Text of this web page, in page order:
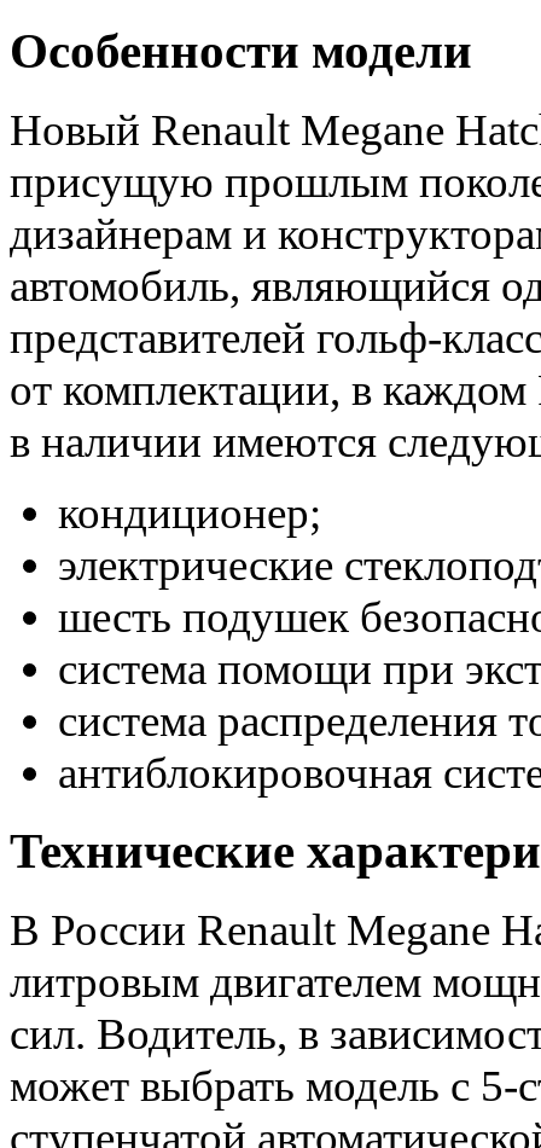
Особенности модели
Новый Renault Megane
присущую прошлым
дизайнерам и
автомобиль, являющийся
представителей гольф-
от комплектации, в
в наличии имеются
кондиционер;
электрические
шесть подушек
система помощи при
система распределения
антиблокировочная
Технические
В России Renault Meganе
литровым двигателем
сил. Водитель, в
может выбрать модель с 5-
ступенчатой